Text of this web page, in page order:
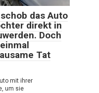
das Auto
direkt in
Doch
Tat
mit ihrer
um sie